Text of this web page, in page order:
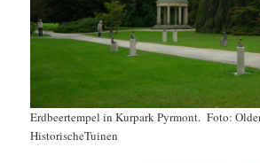
Erdbeertempel in Kurpark Pyrmont. Foto:
HistorischeTuinen